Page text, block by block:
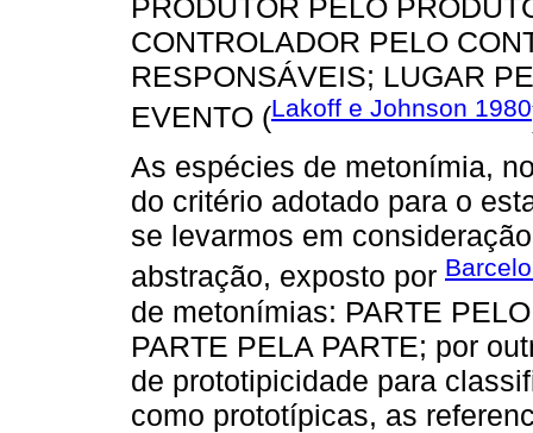
PRODUTOR PELO
CONTROLADOR PELO
RESPONSÁVEIS; LUGAR
EVENTO (Lakoff e Johnson 1980
As espécies de metonímia,
do critério adotado para o
se levarmos em
abstração, exposto por
de metonímias: PARTE
PARTE PELA PARTE; por
de prototipicidade para
como prototípicas, as